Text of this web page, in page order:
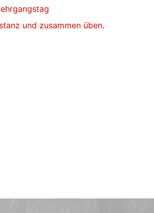
und zusammen üben.